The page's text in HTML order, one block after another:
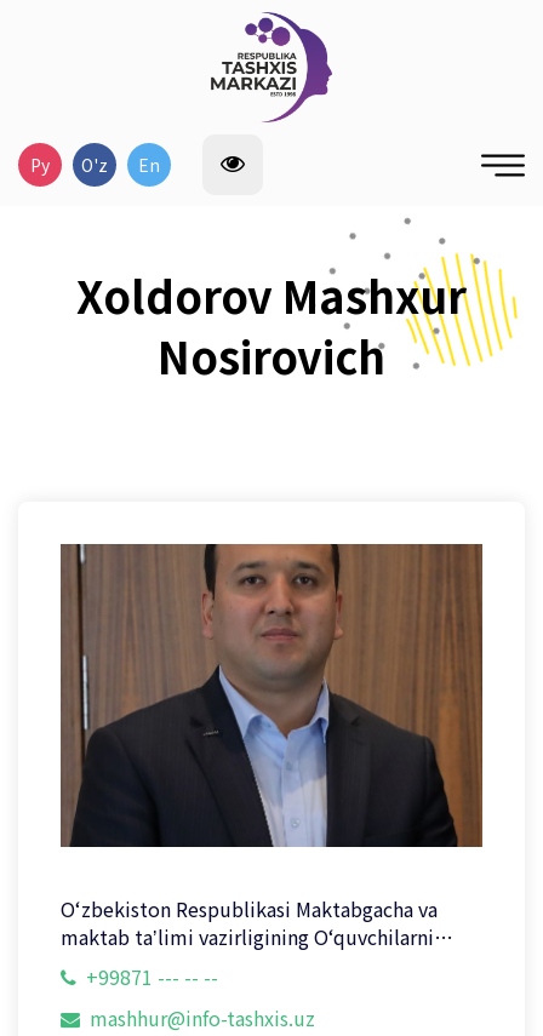
Ру O'z En
Xoldorov Mashxur
Nosirovich
Oʻzbekiston Respublikasi Maktabgacha va
maktab taʼlimi vazirligining Oʻquvchilarni
kasb-hunarga yoʻnaltirish va psixologik-
pedagogik respublika tashxis markazi direktor
o‘rinbosari
+99871 --- -- --
mashhur@info-tashxis.uz